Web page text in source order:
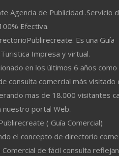
Agencia de Publicidad .Servicio
Efectiva.
Es una Guía
Impresa y virtual.
en los últimos 6 años como
consulta comercial más visitado
mas de 18.000 visitantes
nuestro portal Web.
( Guía Comercial)
el concepto de directorio
Comercial de fácil consulta